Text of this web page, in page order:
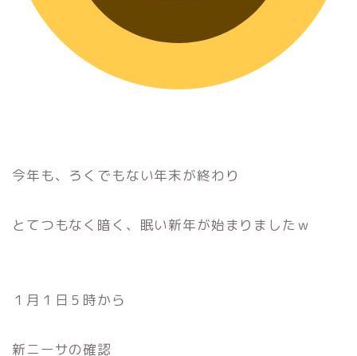
今年も、ろくでもない年末が終わり
とてつもなく暗く、眠い新年が始まりましたｗ
１月１日５時から
新ニーサの確認